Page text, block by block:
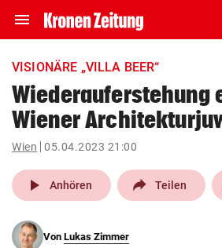
menu Navigation
ein-/ausklappen
account_circle Anmelden
pin_drop
Wien
VISIONÄRE „VILLA BEER“
Wiederauferstehung
Wiener
Wien 05.04.2023 21:00
play_arrow Anhören Teilen
Von Lukas Zimmer